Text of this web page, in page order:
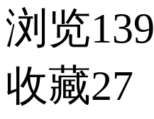
浏览139
收藏27